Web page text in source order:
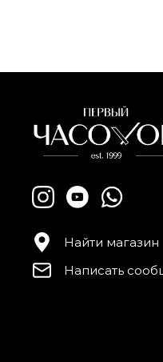
Найти магазин
Написать